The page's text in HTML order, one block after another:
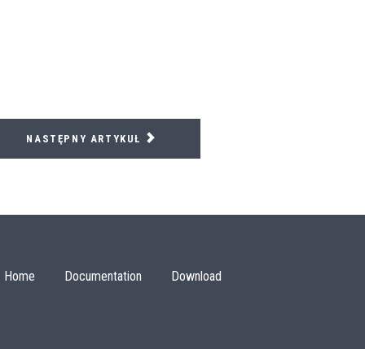
NASTĘPNY ARTYKUŁ
Home Documentation Download